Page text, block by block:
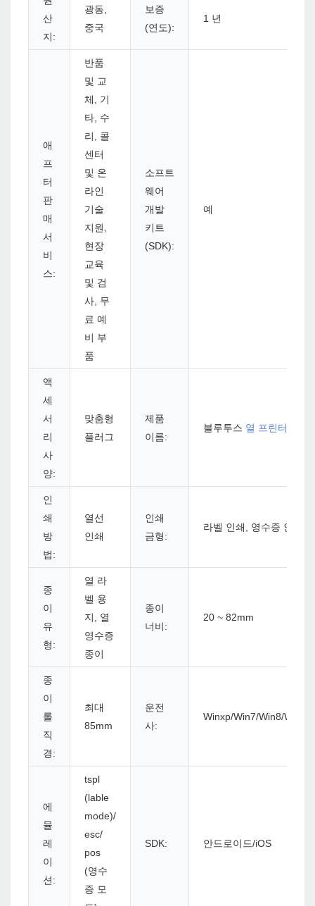
산
지:
광동,
중국
보증
(연도):
1 년
애
프
터
판
매
서
비
스:
반품
및 교
체, 기
타, 수
리, 콜
센터
및 온
라인
기술
지원,
현장
교육
및 검
사, 무
료 예
비 부
품
소프트
웨어
개발
키트
(SDK):
예
액
세
서
리
사
양:
맞춤형
플러그
제품
이름:
블루투스 열 프린터
인
쇄
방
법:
열선
인쇄
인쇄
금형:
라벨 인쇄, 영수증 인쇄
종
이
유
형:
열 라
벨 용
지, 열
영수증
종이
종이
너비:
20 ~ 82mm
종
이
롤
직
경:
최대
85mm
운전
사:
Winxp/Win7/Win8/
에
뮬
레
이
션:
tspl
(lable
mode)/
esc/
pos
(영수
증 모
SDK: 안드로이드/iOS